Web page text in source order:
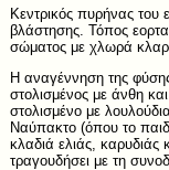
Κεντρικός πυρήνας του
βλάστησης. Τόπος
σώματος με χλωρά
Η αναγέννηση της
στολισμένος με άνθη
στολισμένο με
Ναύπακτο (όπου το
κλαδιά ελιάς,
τραγουδήσει με τη